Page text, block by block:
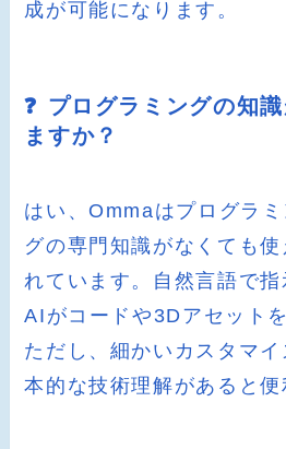
成が可能になります。
❓ プログラミングの知
ますか？
はい、Ommaはプログラ
グの専門知識がなくても使
れています。自然言語で
AIがコードや3Dアセット
ただし、細かいカスタマ
本的な技術理解があると便